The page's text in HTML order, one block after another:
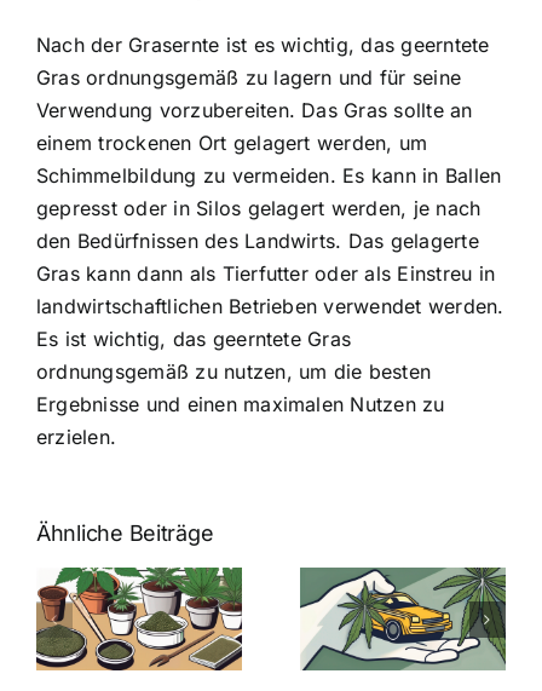
Nach der Grasernte ist es wichtig, das geerntete
Gras ordnungsgemäß zu lagern und für seine
Verwendung vorzubereiten. Das Gras sollte an
einem trockenen Ort gelagert werden, um
Schimmelbildung zu vermeiden. Es kann in Ballen
gepresst oder in Silos gelagert werden, je nach
den Bedürfnissen des Landwirts. Das gelagerte
Gras kann dann als Tierfutter oder als Einstreu in
landwirtschaftlichen Betrieben verwendet werden.
Es ist wichtig, das geerntete Gras
ordnungsgemäß zu nutzen, um die besten
Ergebnisse und einen maximalen Nutzen zu
erzielen.
Ähnliche Beiträge
Neue THC-
Grenzwert-
Regelung:
Was Sie über
Cannabis und
Cannabis
Samen
kaufen: Alles
was Sie